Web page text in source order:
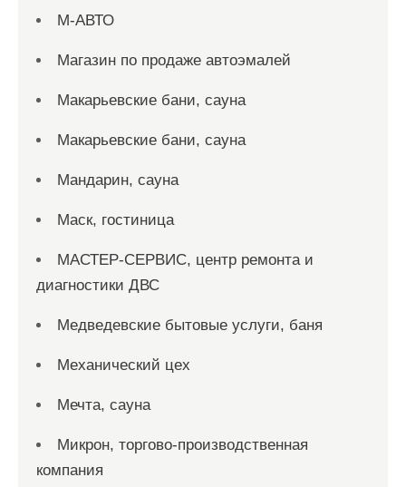
М-АВТО
Магазин по продаже автоэмалей
Макарьевские бани, сауна
Макарьевские бани, сауна
Мандарин, сауна
Маск, гостиница
МАСТЕР-СЕРВИС, центр ремонта и
диагностики ДВС
Медведевские бытовые услуги, баня
Механический цех
Мечта, сауна
Микрон, торгово-производственная
компания